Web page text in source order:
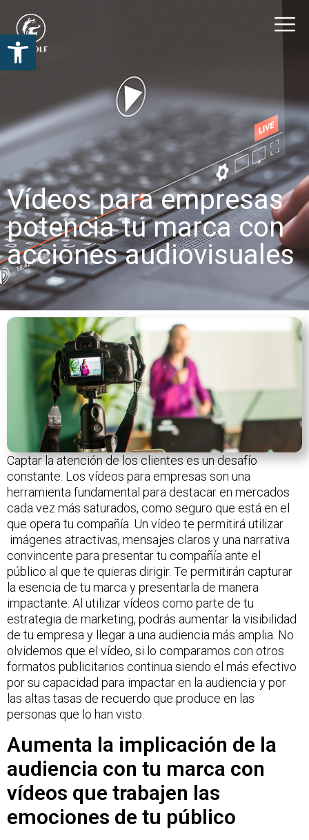
Abrir
de
herramientas
Vídeos para empresas
potencia tu marca con
acciones audiovisuales
Captar la atención de los clientes es un desafío
constante. Los vídeos para empresas son una
herramienta fundamental para destacar en mercados
cada vez más saturados, como seguro que está en el
que opera tu compañía. Un vídeo te permitirá utilizar
imágenes atractivas, mensajes claros y una narrativa
convincente para presentar tu compañía ante el
público al que te quieras dirigir. Te permitirán capturar
la esencia de tu marca y presentarla de manera
impactante. Al utilizar vídeos como parte de tu
estrategia de marketing, podrás aumentar la visibilidad
de tu empresa y llegar a una audiencia más amplia. No
olvidemos que el vídeo, si lo comparamos con otros
formatos publicitarios continua siendo el más efectivo
por su capacidad para impactar en la audiencia y por
las altas tasas de recuerdo que produce en las
personas que lo han visto.
Aumenta la implicación de la
audiencia con tu marca con
vídeos que trabajen las
emociones de tu público